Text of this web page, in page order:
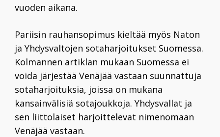
vuoden aikana.
Pariisin rauhansopimus kieltää myös Naton
ja Yhdysvaltojen sotaharjoitukset Suomessa.
Kolmannen artiklan mukaan Suomessa ei
voida järjestää Venäjää vastaan suunnattuja
sotaharjoituksia, joissa on mukana
kansainvälisiä sotajoukkoja. Yhdysvallat ja
sen liittolaiset harjoittelevat nimenomaan
Venäjää vastaan.